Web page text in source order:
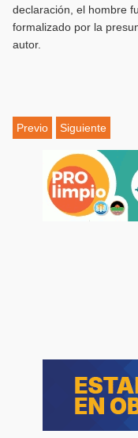
declaración, el hombre
formalizado por la
autor.
Previo Siguiente